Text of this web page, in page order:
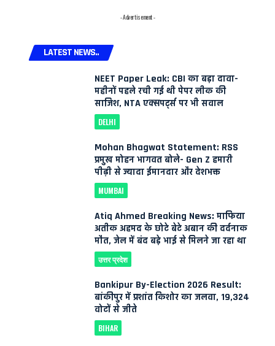
- Advertisement -
LATEST NEWS..
NEET Paper Leak: CBI का बड़ा दावा-
महीनों पहले रची गई थी पेपर लीक की
साजिश, NTA एक्सपर्ट्स पर भी सवाल
DELHI
Mohan Bhagwat Statement: RSS
प्रमुख मोहन भागवत बोले- Gen Z हमारी
पीढ़ी से ज्यादा ईमानदार और देशभक्त
MUMBAI
Atiq Ahmed Breaking News: माफिया
अतीक अहमद के छोटे बेटे अबान की दर्दनाक
मौत, जेल में बंद बड़े भाई से मिलने जा रहा था
उत्तर प्रदेश
Bankipur By-Election 2026 Result:
बांकीपुर में प्रशांत किशोर का जलवा, 19,324
वोटों से जीते
BIHAR